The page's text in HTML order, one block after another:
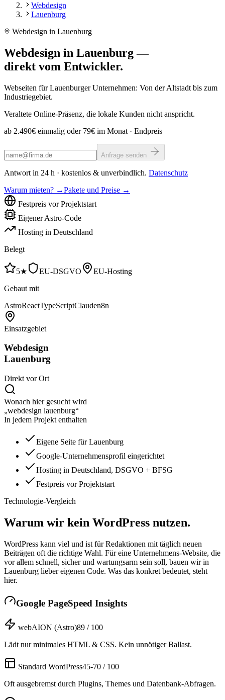
Webdesign
Lauenburg
Webdesign in Lauenburg
Webdesign in Lauenburg —
direkt vom Entwickler.
Webseiten für Lauenburger Unternehmen: Von der Altstadt bis zum
Industriegebiet.
Veraltete Online-Präsenz, die lokale Kunden nicht anspricht.
ab 2.490€ einmalig oder 79€ im Monat · Endpreis
Anfrage senden
Antwort in 24 h · kostenlos & unverbindlich. Datenschutz
Warum mieten? →Pakete und Preise →
Festpreis vor Projektstart
Eigener Astro-Code
Hosting in Deutschland
Belegt
5★ EU-DSGVO
EU-Hosting
Gebaut mit
AstroReactTypeScriptClauden8n
Einsatzgebiet
Webdesign
Lauenburg
Direkt vor Ort
Wonach hier gesucht wird
„webdesign lauenburg“
In jedem Projekt enthalten
Eigene Seite für Lauenburg
Google-Unternehmensprofil eingerichtet
Hosting in Deutschland, DSGVO + BFSG
Festpreis vor Projektstart
Technologie-Vergleich
Warum wir kein WordPress nutzen.
WordPress kann viel und ist für Redaktionen mit täglich neuen
Beiträgen oft die richtige Wahl. Für eine Unternehmens-Website, die
vor allem schnell, sicher und wartungsarm sein soll, bauen wir in
Lauenburg lieber eigenen Code. Was das konkret bedeutet, steht
hier.
Google PageSpeed Insights
webAION (Astro)89 / 100
Lädt nur minimales HTML & CSS. Kein unnötiger Ballast.
Standard WordPress45-70 / 100
Oft ausgebremst durch Plugins, Themes und Datenbank-Abfragen.